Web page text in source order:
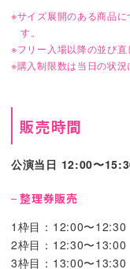
※サイズ展開のある商品
す。
※フリー入場以降の並び直
※購入制限数は当日の状況
販売時間
公演当日 12:00〜
整理券販売
1枠目：12:00〜12:30
2枠目：12:30〜13:00
3枠目：13:00〜13:30